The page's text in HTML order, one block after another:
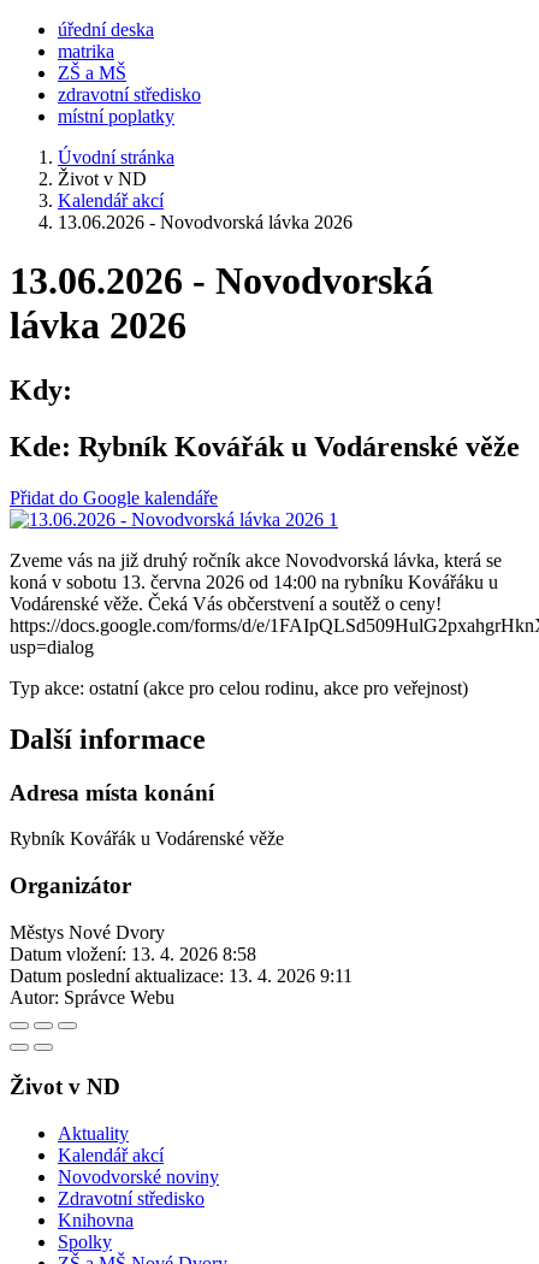
úřední deska
matrika
ZŠ a MŠ
zdravotní středisko
místní poplatky
Úvodní stránka
Život v ND
Kalendář akcí
13.06.2026 - Novodvorská lávka 2026
13.06.2026 - Novodvorská
lávka 2026
Kdy:
Kde: Rybník Kovářák u Vodárenské věže
Přidat do Google kalendáře
Zveme vás na již druhý ročník akce Novodvorská lávka, která se
koná v sobotu 13. června 2026 od 14:00 na rybníku Kovářáku u
Vodárenské věže. Čeká Vás občerstvení a soutěž o ceny!
https://docs.google.com/forms/d/e/
usp=dialog
Typ akce: ostatní (akce pro celou rodinu, akce pro veřejnost)
Další informace
Adresa místa konání
Rybník Kovářák u Vodárenské věže
Organizátor
Městys Nové Dvory
Datum vložení: 13. 4. 2026 8:58
Datum poslední aktualizace: 13. 4. 2026 9:11
Autor: Správce Webu
Život v ND
Aktuality
Kalendář akcí
Novodvorské noviny
Zdravotní středisko
Knihovna
Spolky